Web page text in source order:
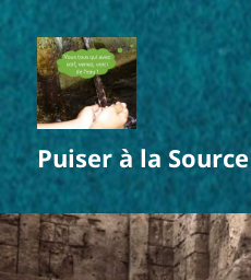
Puiser à la Source